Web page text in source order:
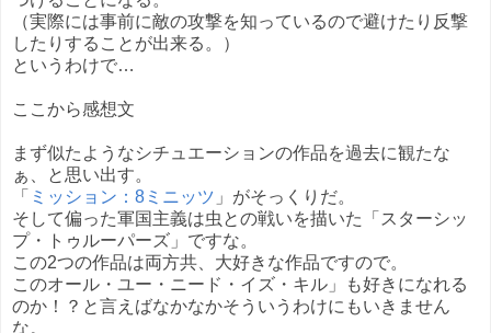
（実際には事前に敵の攻撃を知っているので避けたり反撃
したりすることが出来る。）
というわけで…
ここから感想文
まず似たようなシチュエーションの作品を過去に観たな
ぁ、と思い出す。
「 ミッション：8ミニッツ 」がそっくりだ。
そして偏った軍国主義は虫との戦いを描いた「スターシッ
プ・トゥルーパーズ」ですな。
この2つの作品は両方共、大好きな作品ですので。
このオール・ユー・ニード・イズ・キル」も好きになれる
のか！？と言えばなかなかそういうわけにもいきません
な。